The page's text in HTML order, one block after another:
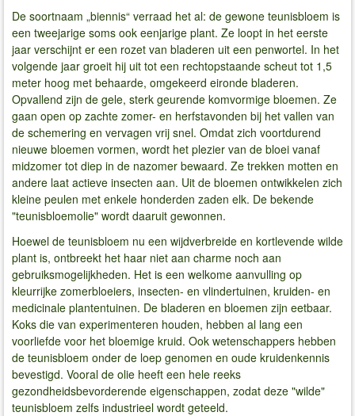
De soortnaam „biennis“ verraad het al: de gewone teunisbloem is
een tweejarige soms ook eenjarige plant. Ze loopt in het eerste
jaar verschijnt er een rozet van bladeren uit een penwortel. In het
volgende jaar groeit hij uit tot een rechtopstaande scheut tot 1,5
meter hoog met behaarde, omgekeerd eironde bladeren.
Opvallend zijn de gele, sterk geurende komvormige bloemen. Ze
gaan open op zachte zomer- en herfstavonden bij het vallen van
de schemering en vervagen vrij snel. Omdat zich voortdurend
nieuwe bloemen vormen, wordt het plezier van de bloei vanaf
midzomer tot diep in de nazomer bewaard. Ze trekken motten en
andere laat actieve insecten aan. Uit de bloemen ontwikkelen zich
kleine peulen met enkele honderden zaden elk. De bekende
"teunisbloemolie" wordt daaruit gewonnen.
Hoewel de teunisbloem nu een wijdverbreide en kortlevende wilde
plant is, ontbreekt het haar niet aan charme noch aan
gebruiksmogelijkheden. Het is een welkome aanvulling op
kleurrijke zomerbloeiers, insecten- en vlindertuinen, kruiden- en
medicinale plantentuinen. De bladeren en bloemen zijn eetbaar.
Koks die van experimenteren houden, hebben al lang een
voorliefde voor het bloemige kruid. Ook wetenschappers hebben
de teunisbloem onder de loep genomen en oude kruidenkennis
bevestigd. Vooral de olie heeft een hele reeks
gezondheidsbevorderende eigenschappen, zodat deze "wilde"
teunisbloem zelfs industrieel wordt geteeld.